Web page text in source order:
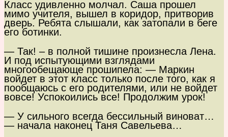
Класс удивленно молчал. Саша прошел
мимо учителя, вышел в коридор, притворив
дверь. Ребята слышали, как затопали в беге
его ботинки.
— Так! – в полной тишине произнесла Лена.
И под испытующими взглядами
многообещающе прошипела: — Маркин
войдет в этот класс только после того, как я
пообщаюсь с его родителями, или не войдет
вовсе! Успокоились все! Продолжим урок!
— У сильного всегда бессильный виноват…
— начала наконец Таня Савельева…